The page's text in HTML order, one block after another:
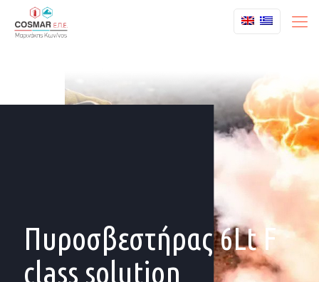
Πυροσβεστήρας 6Lt F
class solution